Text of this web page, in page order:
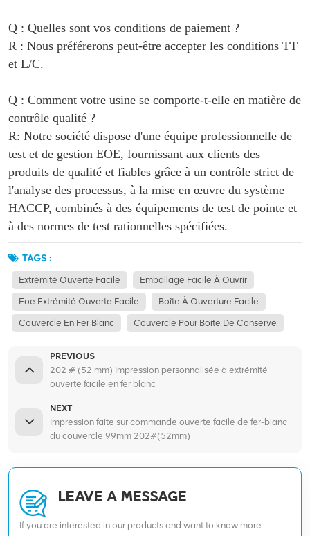
Q : Quelles sont vos conditions de paiement ?
R : Nous préférerons peut-être accepter les conditions TT
et L/C.
Q : Comment votre usine se comporte-t-elle en matière de
contrôle qualité ?
R: Notre société dispose d'une équipe professionnelle de
test et de gestion EOE, fournissant aux clients des
produits de qualité et fiables grâce à un contrôle strict de
l'analyse des processus, à la mise en œuvre du système
HACCP, combinés à des équipements de test de pointe et
à des normes de test rationnelles spécifiées.
TAGS :
Extrémité Ouverte Facile Emballage Facile À Ouvrir
Eoe Extrémité Ouverte Facile Boîte À Ouverture Facile
Couvercle En Fer Blanc Couvercle Pour Boite De Conserve
PREVIOUS
202 # (52 mm) Impression personnalisée à extrémité
ouverte facile en fer blanc
NEXT
Impression faite sur commande ouverte facile de fer-blanc
du couvercle 99mm 202#(52mm)
LEAVE A MESSAGE
If you are interested in our products and want to know more